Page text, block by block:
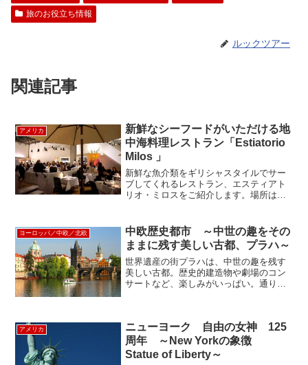
旅のお役立ち情報
ルックツアー
関連記事
アメリカ
新鮮なシーフードがいただける地
中海料理レストラン「Estiatorio
Milos 」
新鮮な魚介類をギリシャスタイルでサー
ブしてくれるレストラン、エスティアト
リオ・ミロスをご紹介します。場所はミ
のような雰囲気で、ミッドタウンのビル
街にいるのを忘れてしまい...
ヨーロッパ／中欧／北欧
中欧歴史都市 ～中世の趣をその
ままに残す美しい古都、プラハ～
世界遺産の街プラハは、中世の趣を残す
美しい古都。歴史的建造物や劇場のコン
サートなど、楽しみがいっぱい。通りを
都市ですが、トラムと呼ばれ...
アメリカ
ニューヨーク 自由の女神 125
周年 ～New Yorkの象徴
Statue of Liberty～